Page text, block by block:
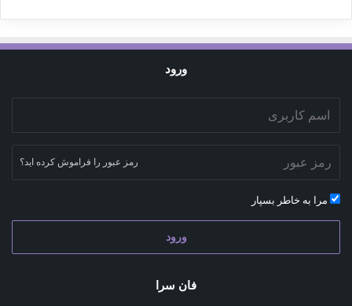
ورود
رمز عبور را فراموش کرده اید؟
مرا به خاطر بسپار
ورود
فان سرا